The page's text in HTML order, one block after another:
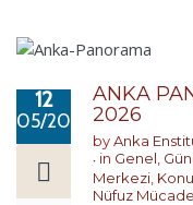
12
05/2026
ANKA
2026
byAnka
in Genel
Merkezi
Nüfuz